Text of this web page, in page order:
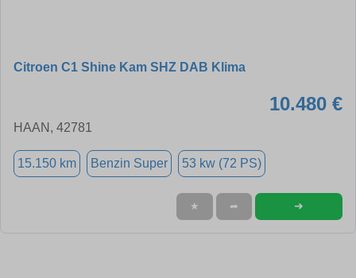
Citroen C1 Shine Kam SHZ DAB Klima
10.480 €
HAAN, 42781
15.150 km Benzin Super 53 kw (72 PS)
★ ➦ ➜